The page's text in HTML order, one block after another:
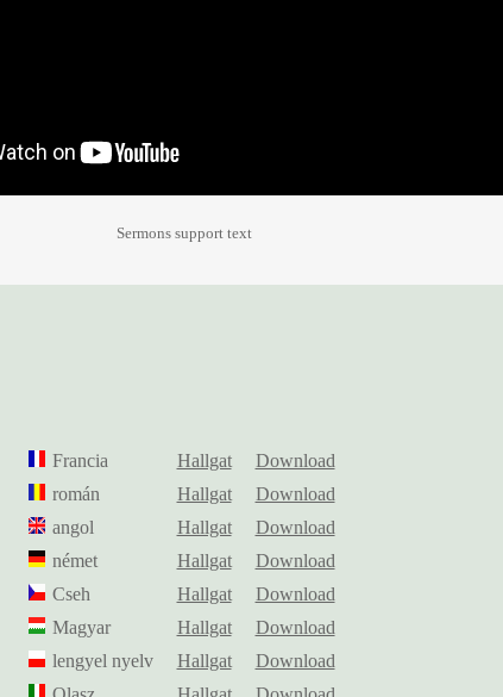
Sermons support text
Francia Hallgat
Download
román
Hallgat
Download
angol
Hallgat
Download
német
Hallgat
Download
Cseh
Hallgat
Download
Magyar
Hallgat
Download
lengyel nyelv
Hallgat
Download